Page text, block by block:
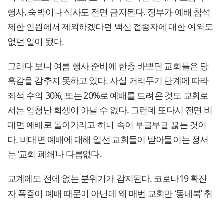
행사, 숙박이나 식사도 전면 금지된다. 정부가 예배 참석
제한 인원에서 제외하겠다던 백신 접종자에 대한 예외도
없던 일이 됐다.
그러다 보니 여름 행사 준비에 한층 바쁘던 교회들은 당
혹감을 감추지 못하고 있다. 사실 거리두기 단계에 따라
좌석 수의 30%, 또는 20%로 예배를 드려온 것도 교회로
서는 엄청난 희생이 아닐 수 없다. 그런데 또다시 전면 비
대면 예배로 돌아가라고 하니 속이 부글부글 끓는 것이
다. 비대면 예배에 대해 일선 교회들이 받아들이는 정서
는 ‘교회 폐쇄’나 다름없다.
교계에도 전에 없는 분위기가 감지된다. 코로나19 확진
자 폭증이 예배 때문이 아닌데 왜 매번 교회만 ‘동네북’ 취